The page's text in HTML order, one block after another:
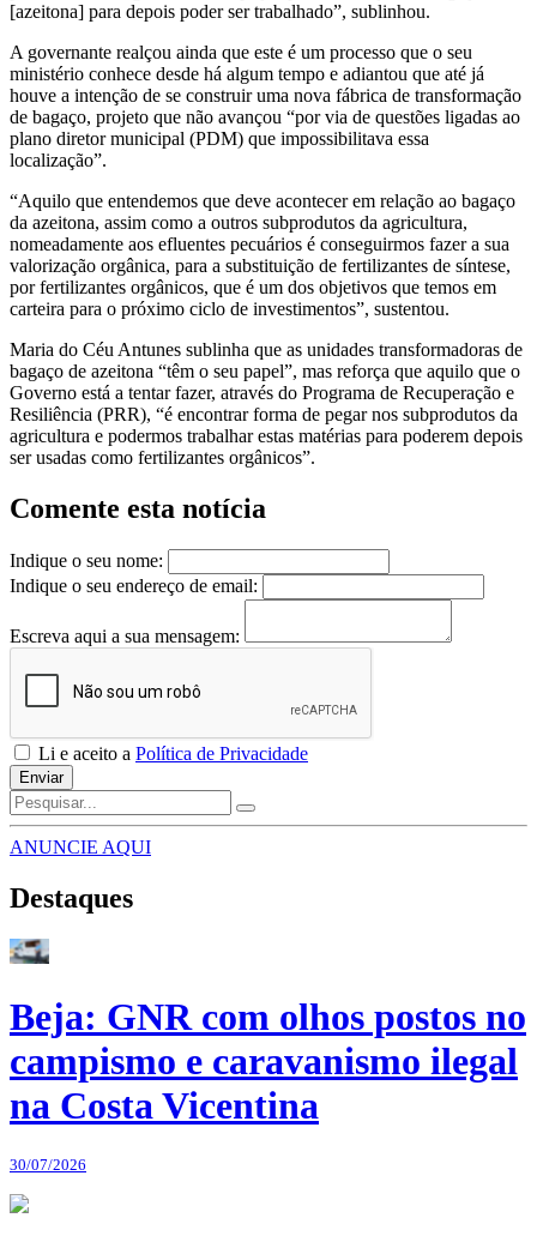
[azeitona] para depois poder ser trabalhado”, sublinhou.
A governante realçou ainda que este é um processo que o seu
ministério conhece desde há algum tempo e adiantou que até já
houve a intenção de se construir uma nova fábrica de transformação
de bagaço, projeto que não avançou “por via de questões ligadas ao
plano diretor municipal (PDM) que impossibilitava essa
localização”.
“Aquilo que entendemos que deve acontecer em relação ao bagaço
da azeitona, assim como a outros subprodutos da agricultura,
nomeadamente aos efluentes pecuários é conseguirmos fazer a sua
valorização orgânica, para a substituição de fertilizantes de síntese,
por fertilizantes orgânicos, que é um dos objetivos que temos em
carteira para o próximo ciclo de investimentos”, sustentou.
Maria do Céu Antunes sublinha que as unidades transformadoras de
bagaço de azeitona “têm o seu papel”, mas reforça que aquilo que o
Governo está a tentar fazer, através do Programa de Recuperação e
Resiliência (PRR), “é encontrar forma de pegar nos subprodutos da
agricultura e podermos trabalhar estas matérias para poderem depois
ser usadas como fertilizantes orgânicos”.
Comente esta notícia
Indique o seu nome:
Indique o seu endereço de email:
Escreva aqui a sua mensagem:
Li e aceito a Política de Privacidade
Enviar
ANUNCIE AQUI
Destaques
Beja: GNR com olhos postos no
campismo e caravanismo ilegal
na Costa Vicentina
30/07/2026